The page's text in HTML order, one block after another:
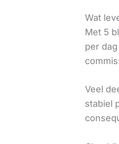
Wat
Met 5
per
Veel
stabiel